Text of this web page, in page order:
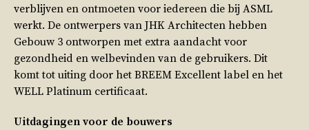
verblijven en ontmoeten voor iedereen die bij ASML
werkt. De ontwerpers van JHK Architecten hebben
Gebouw 3 ontworpen met extra aandacht voor
gezondheid en welbevinden van de gebruikers. Dit
komt tot uiting door het BREEM Excellent label en het
WELL Platinum certificaat.
Uitdagingen voor de bouwers